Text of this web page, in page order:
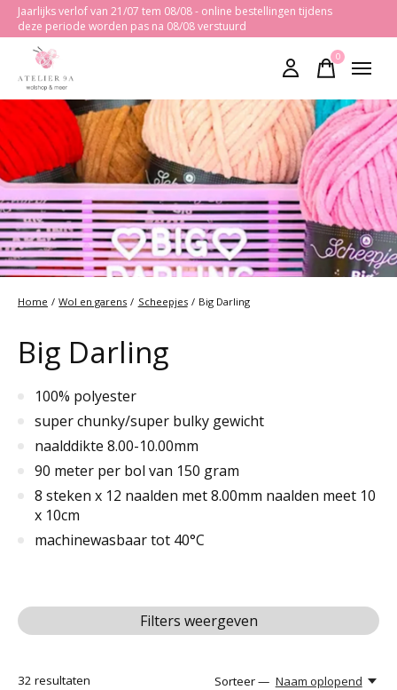
Jaarlijks verlof van 21/07 tem 08/08 - online bestellingen tijdens
deze periode worden pas na 08/08 verstuurd
0items
Home / Wol en garens / Scheepjes / Big Darling
Big Darling
100% polyester
super chunky/super bulky gewicht
naalddikte 8.00-10.00mm
90 meter per bol van 150 gram
8 steken x 12 naalden met 8.00mm naalden meet 10
x 10cm
machinewasbaar tot 40°C
Filters weergeven
32 resultaten Sorteer — Naam oplopend